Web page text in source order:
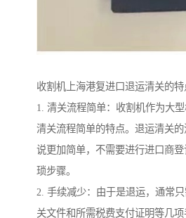
收割机上海港复进口退运清关的特
1. 清关流程简单：收割机作为大
清关流程简单的特点。退运清关
说更加简单，不需要进行进口商
琐步骤。
2. 手续减少：由于是退运，通常
关文件和所需税费支付证明等几